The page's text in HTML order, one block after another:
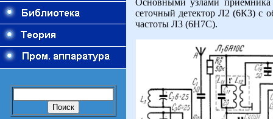
Основными узлами приемника
сеточный детектор Л2 (6К3) с
частоты Л3 (6Н7С).